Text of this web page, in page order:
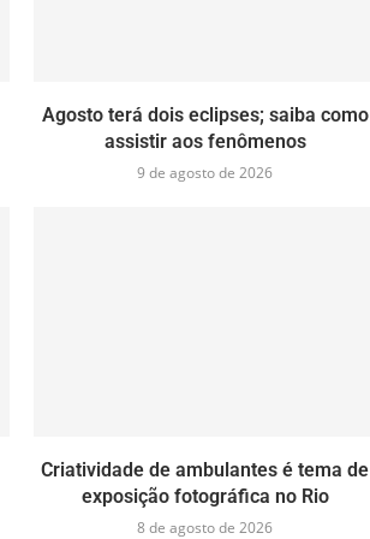
Agosto terá dois eclipses; saiba como
assistir aos fenômenos
9 de agosto de 2026
Criatividade de ambulantes é tema de
exposição fotográfica no Rio
8 de agosto de 2026